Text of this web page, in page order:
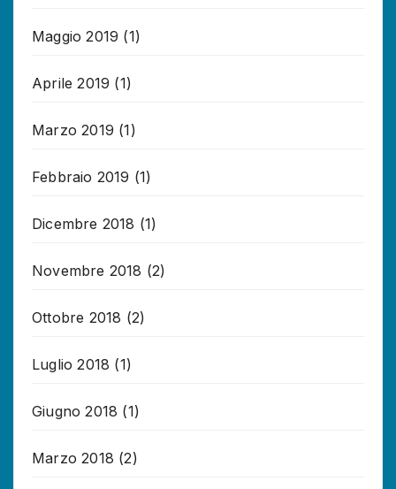
Maggio 2019 (1)
Aprile 2019 (1)
Marzo 2019 (1)
Febbraio 2019 (1)
Dicembre 2018 (1)
Novembre 2018 (2)
Ottobre 2018 (2)
Luglio 2018 (1)
Giugno 2018 (1)
Marzo 2018 (2)